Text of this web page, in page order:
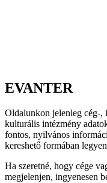
EVANTER
Oldalunkon jelenleg cég-,
kulturális intézmény
fontos, nyilvános
kereshető formában
Ha szeretné, hogy cége
megjelenjen, ingyenesen